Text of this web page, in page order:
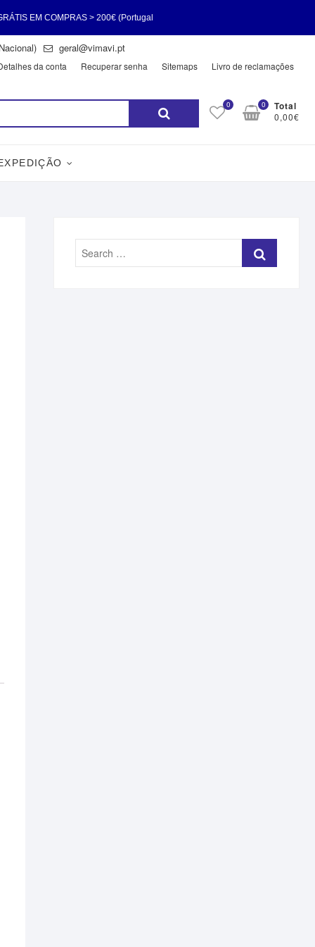
> 200€ (Portugal
COMPRAS > 200€geral@vimavi.pt
da conta Recuperar senha Sitemaps Livro de reclamações
Pesquisar
0 Total
0,00€
0
Search